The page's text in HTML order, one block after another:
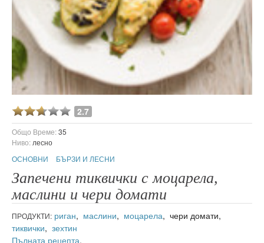
2.7
Общо Време:35
Ниво: лесно
ОСНОВНИ
БЪРЗИ И ЛЕСНИ
Запечени тиквички с моцарела,
маслини и чери домати
ПРОДУКТИ: риган, маслини, моцарела, чери домати,
тиквички, зехтин
Пълната рецепта.